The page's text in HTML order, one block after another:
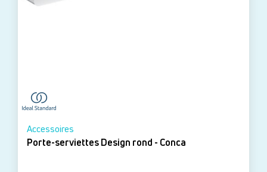
Accessoires
Porte-serviettes Design rond - Conca